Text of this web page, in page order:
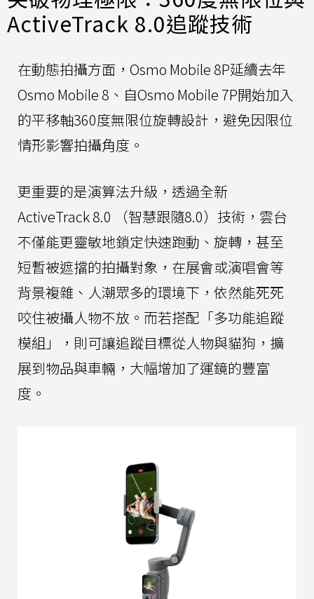
ActiveTrack 8.0追蹤技術
在動態拍攝方面，Osmo Mobile 8P延續去年
Osmo Mobile 8、自Osmo Mobile 7P開始加入
的平移軸360度無限位旋轉設計，避免因限位
情形影響拍攝角度。
更重要的是演算法升級，透過全新
ActiveTrack 8.0 （智慧跟隨8.0）技術，雲台
不僅能更靈敏地鎖定快速跑動、旋轉，甚至
短暫被遮擋的拍攝對象，在展會或演唱會等
背景複雜、人潮眾多的環境下，依然能死死
咬住被攝人物不放。而若搭配「多功能追蹤
模組」，則可讓追蹤目標從人物與貓狗，擴
展到物品與車輛，大幅增加了運鏡的豐富
度。